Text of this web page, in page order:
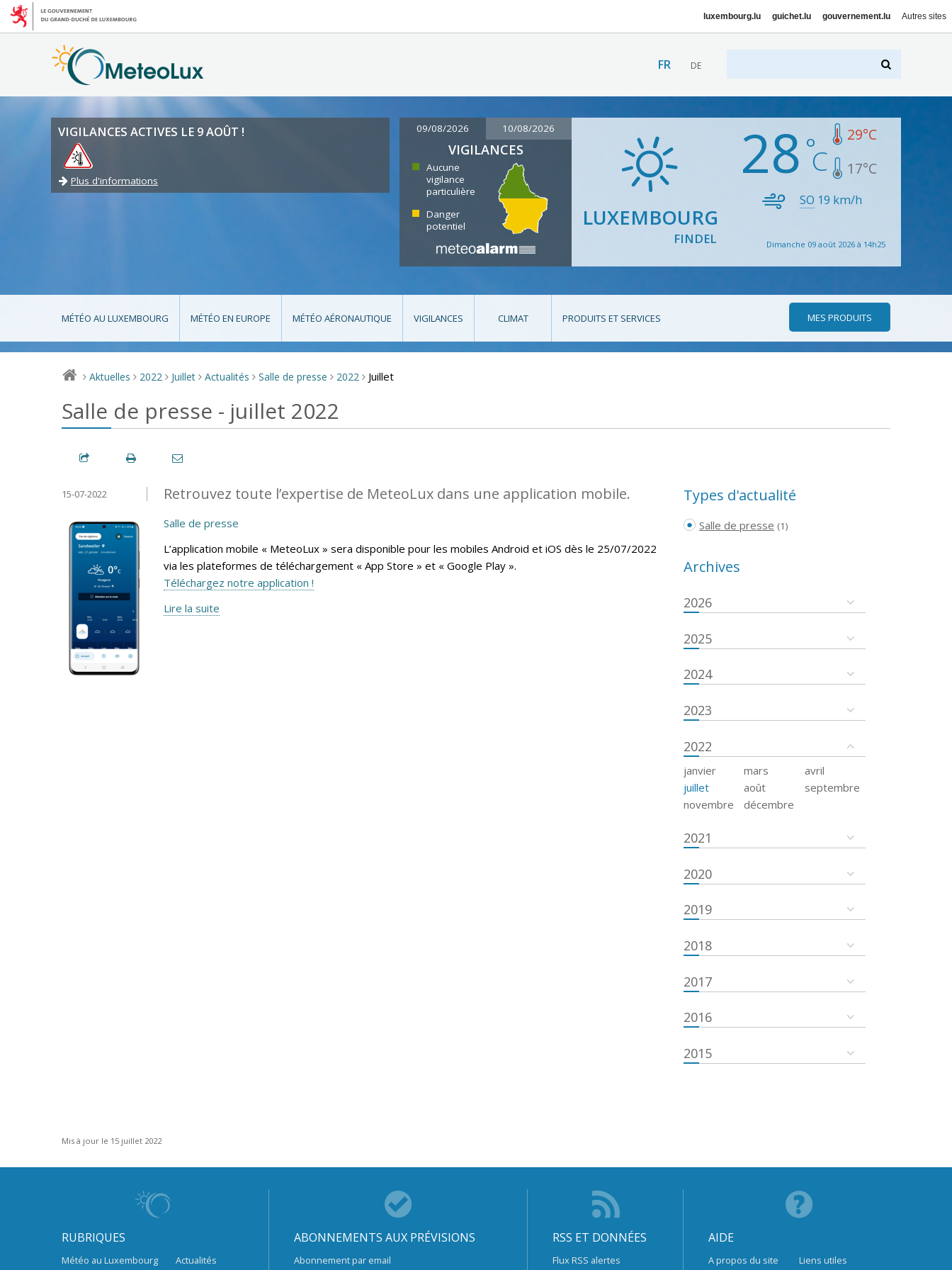
luxembourg.lu guichet.lu gouvernement.lu Autres sites
FR DE
VIGILANCES ACTIVES LE 9 AOÛT !
Plus d'informations
09/08/2026 10/08/2026
VIGILANCES
Aucune
vigilance
particulière
Danger
potentiel
LUXEMBOURG
FINDEL
28 29°C
17°C
SO 19 km/h
Dimanche 09 août 2026 à 14h25
MÉTÉO AU LUXEMBOURG MÉTÉO EN EUROPE MÉTÉO AÉRONAUTIQUE VIGILANCES CLIMAT PRODUITS ET SERVICES MES PRODUITS
> Aktuelles > 2022 > Juillet > Actualités > Salle de presse > 2022 > Juillet
Salle de presse - juillet 2022
Retrouvez toute l’expertise de MeteoLux dans une application mobile.
15-07-2022
Salle de presse
L’application mobile « MeteoLux » sera disponible pour les mobiles Android et iOS dès le 25/07/2022
via les plateformes de téléchargement « App Store » et « Google Play ».
Téléchargez notre application !
Lire la suite
Types d'actualité
Salle de presse (1)
Archives
2026
2025
2024
2023
2022
janvier mars
avril
juillet
août
septembre
novembre
décembre
2021
2020
2019
2018
2017
2016
2015
Mis à jour le 15 juillet 2022
RUBRIQUES
Météo au Luxembourg Actualités
ABONNEMENTS AUX PRÉVISIONS
Abonnement par email
RSS ET DONNÉES
Flux RSS alertes
AIDE
A propos du site Liens utiles